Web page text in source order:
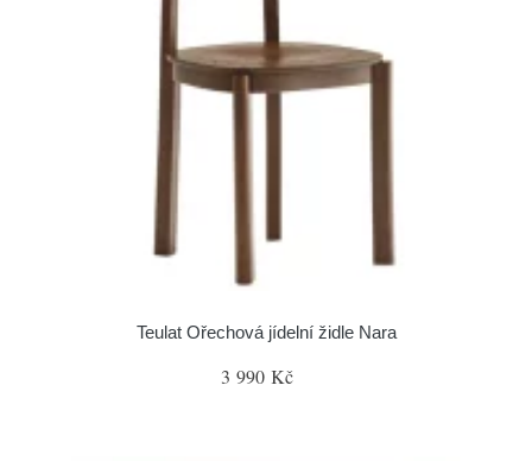
Teulat Ořechová jídelní židle Nara
3 990 Kč